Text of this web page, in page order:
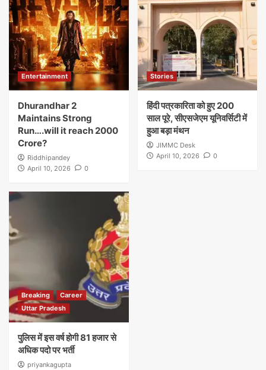
Entertainment
Dhurandhar 2
Maintains Strong
Run….will it reach 2000
Crore?
Riddhipandey
April 10, 2026
0
Stories
हिंदी पत्रकारिता को हुए 200
साल पूरे, सीएसजेएम यूनिवर्सिटी में
हुआ बड़ा मंथन
JIMMC Desk
April 10, 2026
0
Breaking
Career
Uttar Pradesh
पुलिस में इस वर्ष होगी 81 हजार से
अधिक पदो पर भर्ती
priyankagupta